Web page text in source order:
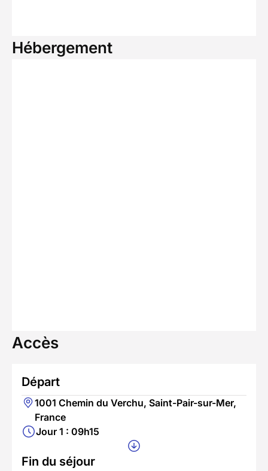
Hébergement
Accès
Départ
1001 Chemin du Verchu, Saint-Pair-sur-Mer,
France
Jour 1 : 09h15
Fin du séjour